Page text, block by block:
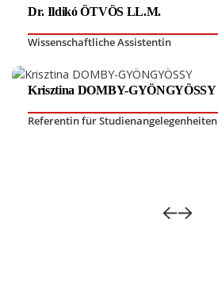
Dr. Ildikó ÖTVÖS LL.M.
Wissenschaftliche Assistentin
Krisztina DOMBY-GYÖNGYÖSSY
Referentin für Studienangelegenheiten